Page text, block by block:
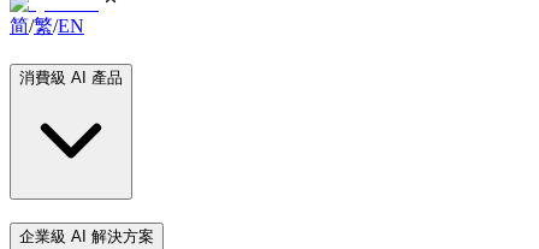
简/繁/EN
消費級 AI 產品
企業級 AI 解決方案